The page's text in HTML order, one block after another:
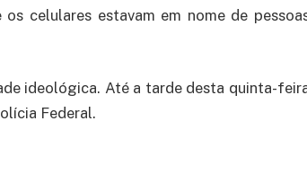
celulares estavam em nome de
ideológica. Até a tarde desta quinta-
Federal.